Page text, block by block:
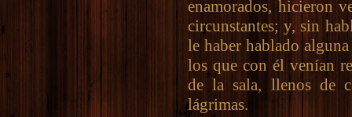
enamorados, hicieron
circunstantes; y, sin
le haber hablado
los que con él venían
de la sala, llenos de
lágrimas.